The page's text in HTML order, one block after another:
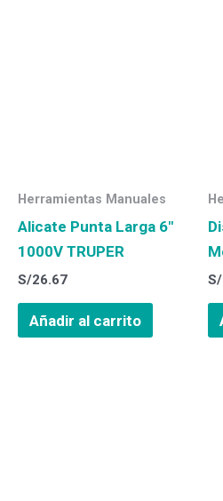
Herramientas Manuales
Alicate Punta Larga 6″
1000V TRUPER
S/26.67
Añadir al carrito
S/